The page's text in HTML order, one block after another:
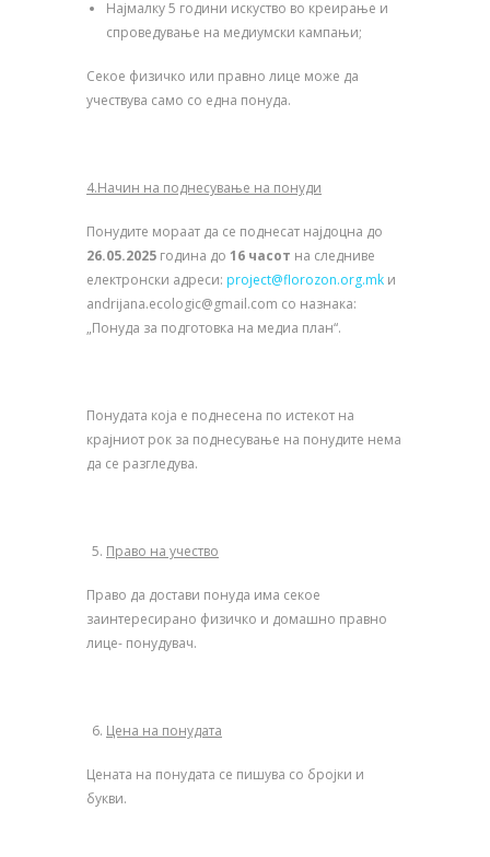
Најмалку 5 години искуство во креирање и
спроведување на медиумски кампањи;
Секое физичко или правно лице може да
учествува само со една понуда.
4.Начин на поднесување на понуди
Понудите мораат да се поднесат најдоцна до
26.05.2025 година до 16 часот на следниве
електронски адреси: project@florozon.org.mk и
andrijana.ecologic@gmail.com со назнака:
„Понуда за подготовка на медиa план“.
Понудата која е поднесена по истекот на
крајниот рок за поднесување на понудите нема
да се разгледува.
Право на учество
Право да достави понуда има секое
заинтересирано физичко и домашно правно
лице- понудувач.
Цена на понудата
Цената на понудата се пишува со бројки и
букви.